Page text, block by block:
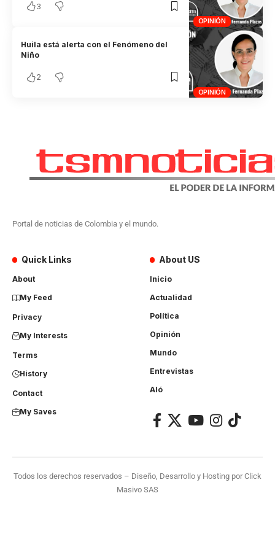
OPINIÓN
3
OPINIÓN
Huila está alerta con el Fenómeno del
Niño
2
Portal de noticias de Colombia y el mundo.
Quick Links
About
My Feed
Privacy
My Interests
Terms
History
Contact
My Saves
About US
Inicio
Actualidad
Política
Opinión
Mundo
Entrevistas
Aló
Todos los derechos reservados – Diseño, Desarrollo y Hosting porClick
Masivo SAS